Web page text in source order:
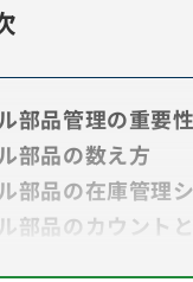
部品管理の重要性
部品の数え方
部品の在庫管理
部品のカウント